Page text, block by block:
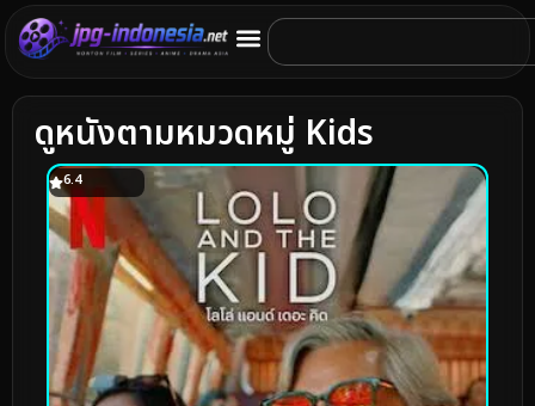
ดูหนังตามหมวดหมู่ Kids
6.4